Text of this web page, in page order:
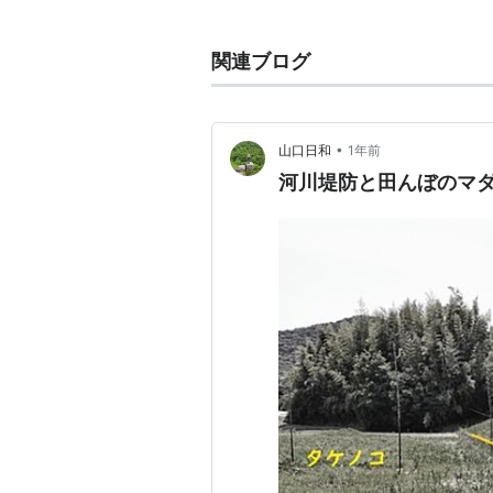
関連ブログ
山口日和 • 1年前
河川堤防と田んぼのマ